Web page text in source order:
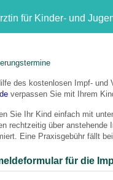
U7 bis U9
J1 bis J2
Wann und wie oft?
Fragen
Rechner
Rechner
zum
für Kinder- und
des kostenlosen Impf- und
verpassen Sie mit Ihrem
Sie Ihr Kind einfach mit
rechtzeitig über anstehende
Eine Praxisgebühr fällt
für die